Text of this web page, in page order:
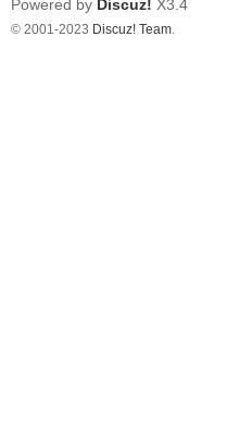
Powered by Discuz! X3.4
© 2001-2023 Discuz! Team.